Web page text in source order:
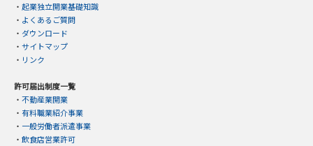
・ 起業独立開業基礎知識
・ よくあるご質問
・ ダウンロード
・ サイトマップ
・ リンク
許可届出制度一覧
・ 不動産業開業
・ 有料職業紹介事業
・ 一般労働者派遣事業
・ 飲食店営業許可